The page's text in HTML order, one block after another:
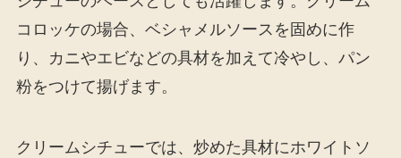
コロッケの場合、ベシャメルソースを固めに作
り、カニやエビなどの具材を加えて冷やし、パン
粉をつけて揚げます。
クリームシチューでは、炒めた具材にホワイトソ